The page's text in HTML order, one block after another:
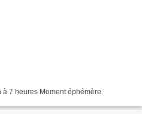
7 heures Moment éphémère